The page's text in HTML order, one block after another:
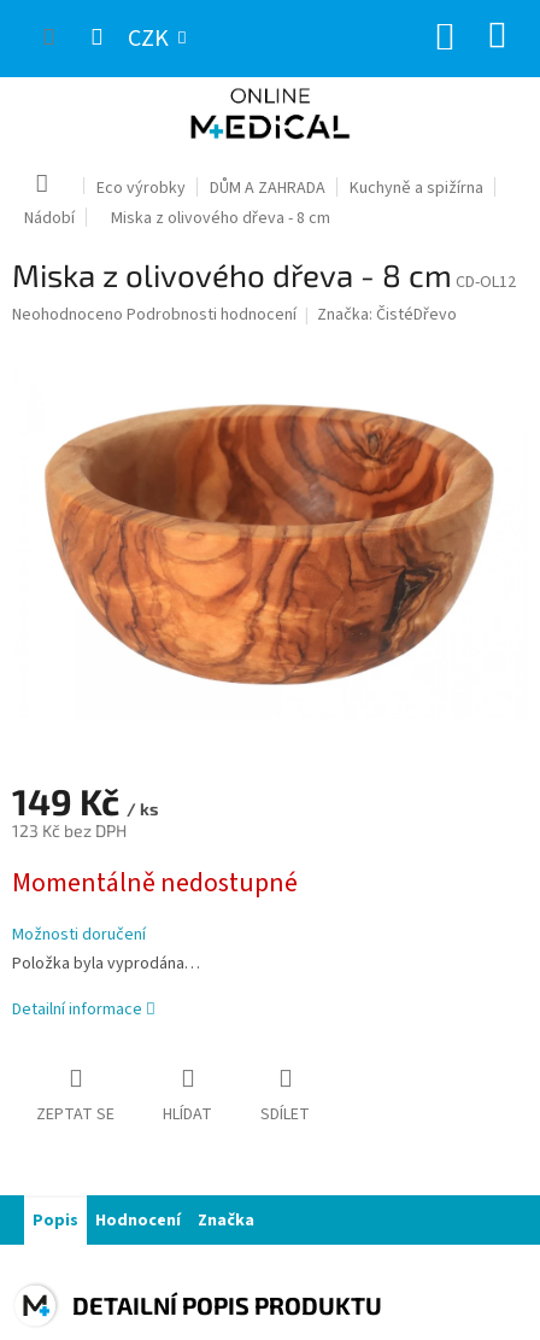
CZK
Domů Eco výrobky DŮM A ZAHRADA
Kuchyně a spižírna
Nádobí
Miska z olivového dřeva - 8 cm
Miska z olivového dřeva - 8 cm CD-OL12
Průměrné
hvězdiček.
Neohodnoceno Podrobnosti hodnocení Značka: ČistéDřevo
149 Kč / ks
123 Kč bez DPH
cena:
Momentálně nedostupné
Možnosti doručení
Položka byla vyprodána…
Detailní informace
ZEPTAT SE HLÍDAT SDÍLET
Popis Hodnocení Značka
DETAILNÍ POPIS PRODUKTU